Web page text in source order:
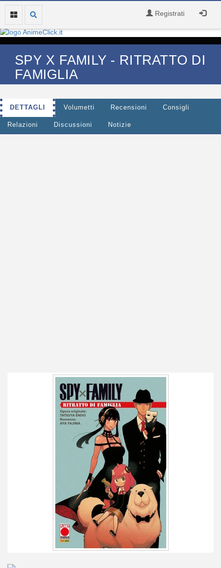
Registrati
SPY X FAMILY - RITRATTO DI
FAMIGLIA
DETTAGLI Volumetti Recensioni Consigli
Relazioni Discussioni Notizie